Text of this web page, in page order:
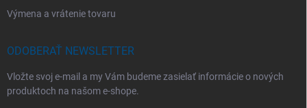
Výmena a vrátenie tovaru
ODOBERAŤ NEWSLETTER
Vložte svoj e-mail a my Vám budeme zasielať informácie o nových
produktoch na našom e-shope.